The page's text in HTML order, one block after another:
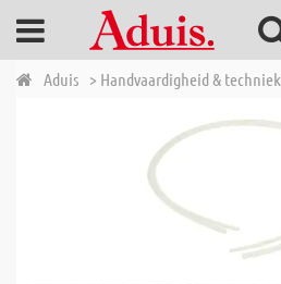
Aduis > Handvaardigheid & techniek